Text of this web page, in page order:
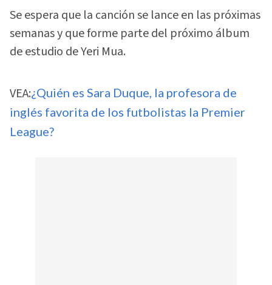
Se espera que la canción se lance en las próximas
semanas y que forme parte del próximo álbum
de estudio de Yeri Mua.
VEA:¿Quién es Sara Duque, la profesora de
inglés favorita de los futbolistas la Premier
League?